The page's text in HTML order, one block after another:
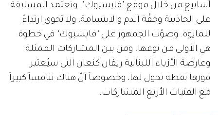
أسابيع من خلال موقع "فايسبوك". وتعتمد المسابقة
على الجاذبية وخفّة الدم والابتسامة، ولا تحوي ارتداءً
للمايوه. وصوّت الجمهور على "فايسبوك" في خطوة
هي الأولى من نوعها. ومن بين المشاركات الممثلة
وعارضة الأزياء اللبنانية ريفان كنعان التي سيُعتبر
فوزها نقطة تحول لها، وخصوصاً أنّ هناك تنافساً كبيراً
مع الفتيات الأربع المشاركات.